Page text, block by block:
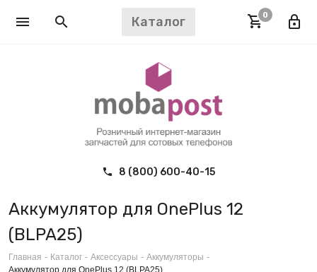
Каталог 0
8 (800) 600-40-15
Аккумулятор для OnePlus 12
(BLPA25)
Главная - Каталог - Аксессуары - Аккумуляторы -
Аккумулятор для OnePlus 12 (BLPA25)